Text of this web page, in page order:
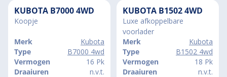
KUBOTA B7000 4WD
Koopje
Merk
Kubota
Type
B7000 4wd
Vermogen
16 Pk
Draaiuren
n.v.t.
KUBOTA B1502 4WD
Luxe afkoppelbare
voorlader
Merk
Kubota
Type
B1502 4wd
Vermogen
18 Pk
Draaiuren
n.v.t.